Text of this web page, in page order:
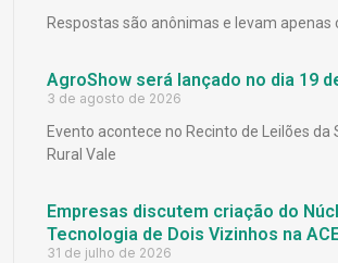
Respostas são anônimas e levam apenas
AgroShow será lançado no dia 19
3 de agosto de 2026
Evento acontece no Recinto de Leilões da
Rural Vale
Empresas discutem criação do
Tecnologia de Dois Vizinhos na
31 de julho de 2026